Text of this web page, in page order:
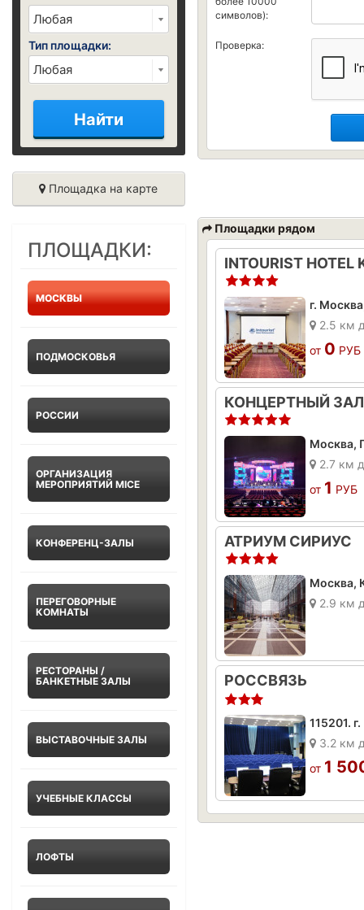
Тип площадки:
Найти
Площадка на карте
ПЛОЩАДКИ:
МОСКВЫ
ПОДМОСКОВЬЯ
РОССИИ
ОРГАНИЗАЦИЯ
МЕРОПРИЯТИЙ MICE
КОНФЕРЕНЦ-ЗАЛЫ
ПЕРЕГОВОРНЫЕ
КОМНАТЫ
РЕСТОРАНЫ /
БАНКЕТНЫЕ ЗАЛЫ
ВЫСТАВОЧНЫЕ ЗАЛЫ
УЧЕБНЫЕ КЛАССЫ
ЛОФТЫ
символов):
Проверка:
Площадки рядом
г.
2.5 км
от 0 РУБ
КОНЦЕРТНЫЙ
2.7 км
от 1 РУБ
АТРИУМ СИРИУС
Москва,
2.9 км
РОССВЯЗЬ
3.2 км
от 1